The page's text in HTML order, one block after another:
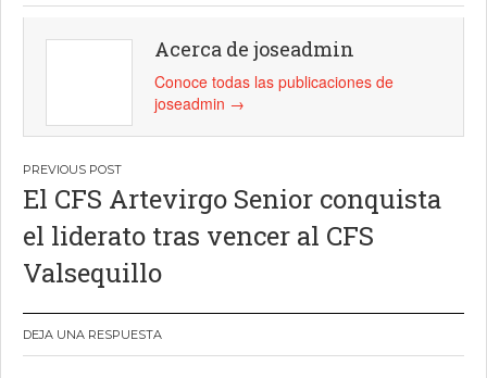
Acerca de joseadmin
Conoce todas las publicaciones de
joseadmin →
Navegación
de
entradas
El CFS Artevirgo Senior conquista
el liderato tras vencer al CFS
Valsequillo
DEJA UNA RESPUESTA